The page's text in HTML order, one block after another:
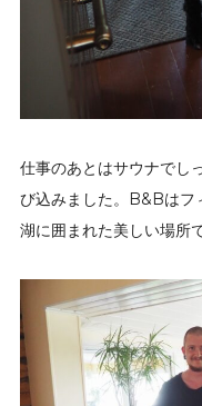
仕事のあとはサウナでし
び込みました。B&Bはフ
湖に囲まれた美しい場所